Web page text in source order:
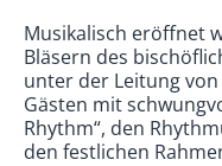
Musikalisch eröffnet
Bläsern des
unter der Leitung
Gästen mit
Rhythm“, den
den festlichen